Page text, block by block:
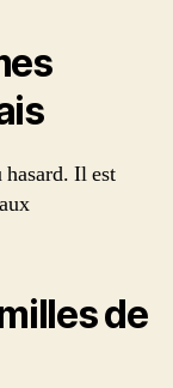
hasard. Il est
de